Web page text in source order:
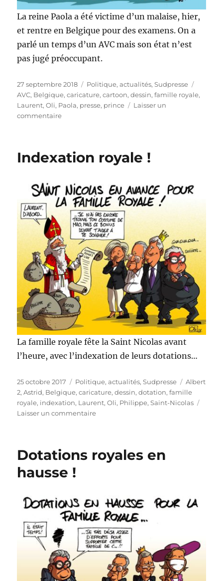
La reine Paola a été victime d’un malaise, hier,
et rentre en Belgique pour des examens. On a
parlé un temps d’un AVC mais son état n’est
pas jugé préoccupant.
Publié
le
27 septembre 2018 Catégories
Politique, actualités,Sudpresse
AVC, Belgique,caricature,cartoon,dessin,famille royale,
Laurent,Oli, Paola, presse, prince
Laisser un
commentairesur
inquiète
Indexation royale !
La famille royale fête la Saint Nicolas avant
l’heure, avec l’indexation de leurs dotations…
Publié
le
25 octobre 2017 Catégories
Politique, actualités,Sudpresse Étiquettes
Albert
2,Astrid, Belgique,caricature,dessin,dotation,famille
royale, indexation, Laurent,Oli, Philippe,Saint-Nicolas
Laisser un commentairesur
Dotations royales en
hausse !